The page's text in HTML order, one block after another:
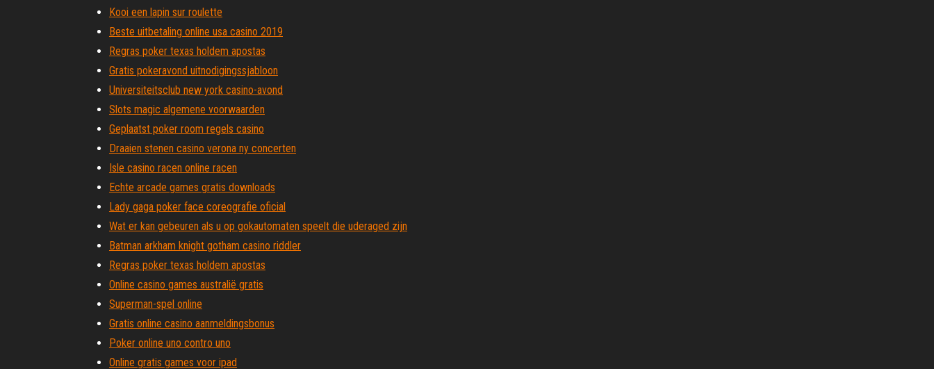
Kooi een lapin sur roulette
Beste uitbetaling online usa casino 2019
Regras poker texas holdem apostas
Gratis pokeravond uitnodigingssjabloon
Universiteitsclub new york casino-avond
Slots magic algemene voorwaarden
Geplaatst poker room regels casino
Draaien stenen casino verona ny concerten
Isle casino racen online racen
Echte arcade games gratis downloads
Lady gaga poker face coreografie oficial
Wat er kan gebeuren als u op gokautomaten speelt die uderaged zijn
Batman arkham knight gotham casino riddler
Regras poker texas holdem apostas
Online casino games australië gratis
Superman-spel online
Gratis online casino aanmeldingsbonus
Poker online uno contro uno
Online gratis games voor ipad